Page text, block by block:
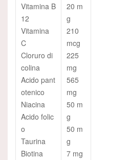
Vitamina B
12
Vitamina
C
Cloruro di
colina
Acido pant
otenico
Niacina
Acido folic
o
Taurina
Biotina
20 m
g
210
mcg
225
mg
565
mg
50 m
g
50 m
g
7 mg